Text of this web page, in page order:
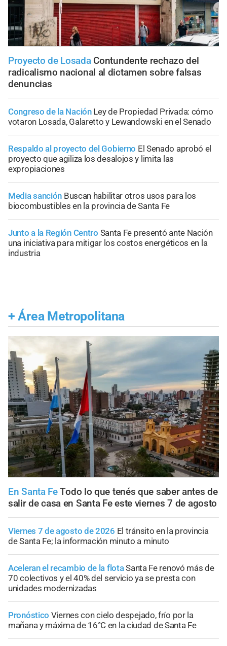
Proyecto de Losada Contundente rechazo del
radicalismo nacional al dictamen sobre falsas
denuncias
Congreso de la Nación Ley de Propiedad Privada: cómo
votaron Losada, Galaretto y Lewandowski en el Senado
Respaldo al proyecto del Gobierno El Senado aprobó el
proyecto que agiliza los desalojos y limita las
expropiaciones
Media sanción Buscan habilitar otros usos para los
biocombustibles en la provincia de Santa Fe
Junto a la Región Centro Santa Fe presentó ante Nación
una iniciativa para mitigar los costos energéticos en la
industria
+ Área Metropolitana
En Santa FeTodo lo que tenés que saber antes de
salir de casa en Santa Fe este viernes 7 de agosto
Viernes 7 de agosto de 2026 El tránsito en la provincia
de Santa Fe; la información minuto a minuto
Aceleran el recambio de la flotaSanta Fe renovó más de
70 colectivos y el 40% del servicio ya se presta con
unidades modernizadas
Pronóstico Viernes con cielo despejado, frío por la
mañana y máxima de 16°C en la ciudad de Santa Fe